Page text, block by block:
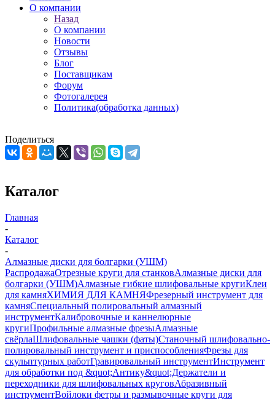
О компании
Назад
О компании
Новости
Отзывы
Блог
Поставщикам
Форум
Фотогалерея
Политика(обработка данных)
Поделиться
Каталог
Главная
-
Каталог
-
Алмазные диски для болгарки (УШМ)
РаспродажаОтрезные круги для станковАлмазные диски для
болгарки (УШМ)Алмазные гибкие шлифовальные кругиКлеи
для камняХИМИЯ ДЛЯ КАМНЯФрезерный инструмент для
камняСпециальный полировальный алмазный
инструментКалибровочные и каннелюрные
кругиПрофильные алмазные фрезыАлмазные
свёрлаШлифовальные чашки (фаты)Станочный шлифовально-
полировальный инструмент и приспособленияФрезы для
скульптурных работГравировальный инструментИнструмент
для обработки под &quot;Антику&quot;Держатели и
переходники для шлифовальных круговАбразивный
инструментВойлоки фетры и размывочные круги для